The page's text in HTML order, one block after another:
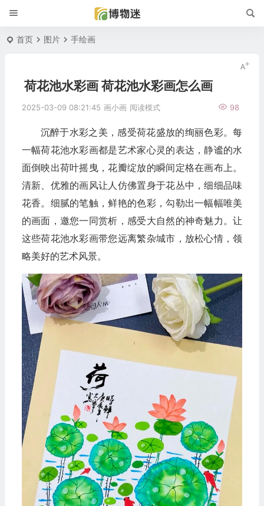
首页 图片 手绘画
荷花池水彩画 荷花池水彩画怎么画
2025-03-09 08:21:45 画小画 98
阅读模式
沉醉于水彩之美，感受荷花盛放的绚丽色彩。每
一幅荷花池水彩画都是艺术家心灵的表达，静谧的水
面倒映出荷叶摇曳，花瓣绽放的瞬间定格在画布上。
清新、优雅的画风让人仿佛置身于花丛中，细细品味
花香。细腻的笔触，鲜艳的色彩，勾勒出一幅幅唯美
的画面，邀您一同赏析，感受大自然的神奇魅力。让
这些荷花池水彩画带您远离繁杂城市，放松心情，领
略美好的艺术风景。